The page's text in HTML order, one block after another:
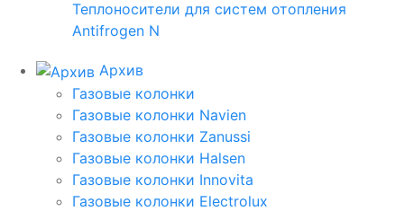
Теплоносители для систем отопления
Antifrogen N
Архив
Газовые колонки
Газовые колонки Navien
Газовые колонки Zanussi
Газовые колонки Halsen
Газовые колонки Innovita
Газовые колонки Electrolux